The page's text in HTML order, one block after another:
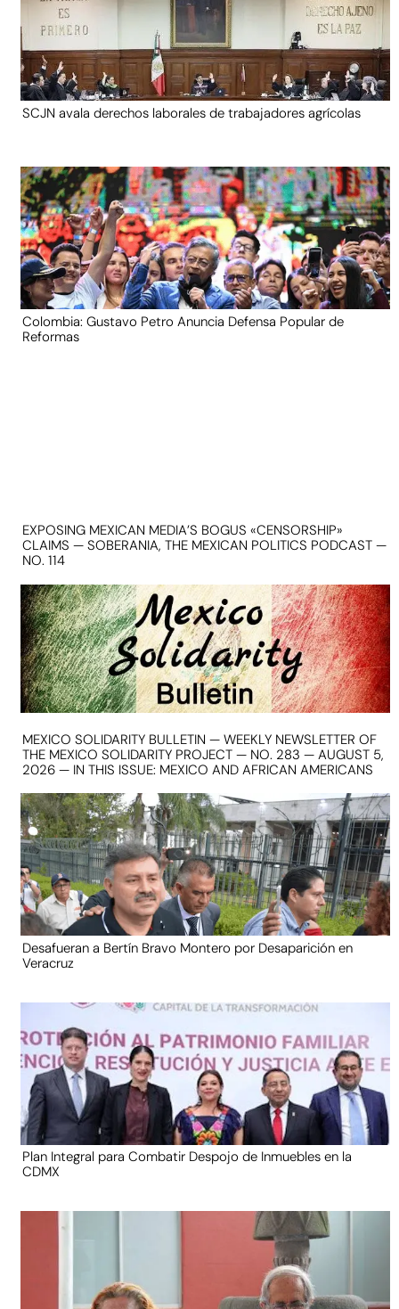
SCJN avala derechos laborales de trabajadores agrícolas
Colombia: Gustavo Petro Anuncia Defensa Popular de
Reformas
EXPOSING MEXICAN MEDIA’S BOGUS «CENSORSHIP»
CLAIMS — SOBERANIA, THE MEXICAN POLITICS PODCAST —
NO. 114
MEXICO SOLIDARITY BULLETIN — WEEKLY NEWSLETTER OF
THE MEXICO SOLIDARITY PROJECT — NO. 283 — AUGUST 5,
2026 — IN THIS ISSUE: MEXICO AND AFRICAN AMERICANS
Desafueran a Bertín Bravo Montero por Desaparición en
Veracruz
Plan Integral para Combatir Despojo de Inmuebles en la
CDMX